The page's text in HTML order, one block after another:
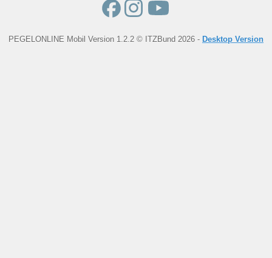
PEGELONLINE Mobil Version 1.2.2 © ITZBund 2026 - Desktop Version